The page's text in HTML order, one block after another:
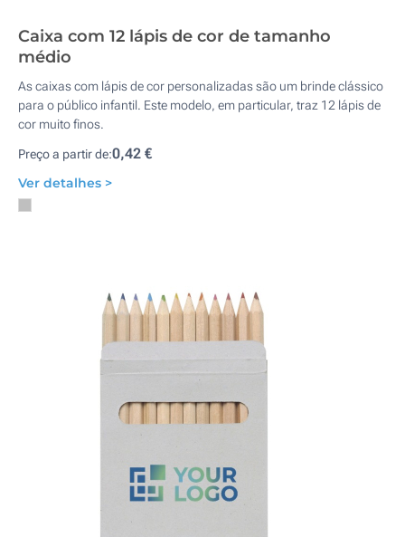
Caixa com 12 lápis de cor de tamanho
médio
As caixas com lápis de cor personalizadas são um brinde clássico
para o público infantil. Este modelo, em particular, traz 12 lápis de
cor muito finos.
Preço a partir de:0,42 €
Ver detalhes >